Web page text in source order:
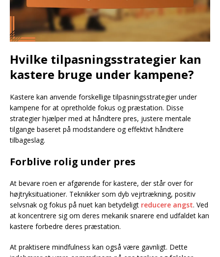
Hvilke tilpasningsstrategier kan
kastere bruge under kampene?
Kastere kan anvende forskellige tilpasningsstrategier under
kampene for at opretholde fokus og præstation. Disse
strategier hjælper med at håndtere pres, justere mentale
tilgange baseret på modstandere og effektivt håndtere
tilbageslag.
Forblive rolig under pres
At bevare roen er afgørende for kastere, der står over for
højtryksituationer. Teknikker som dyb vejrtrækning, positiv
selvsnak og fokus på nuet kan betydeligt reducere angst. Ved
at koncentrere sig om deres mekanik snarere end udfaldet kan
kastere forbedre deres præstation.
At praktisere mindfulness kan også være gavnligt. Dette